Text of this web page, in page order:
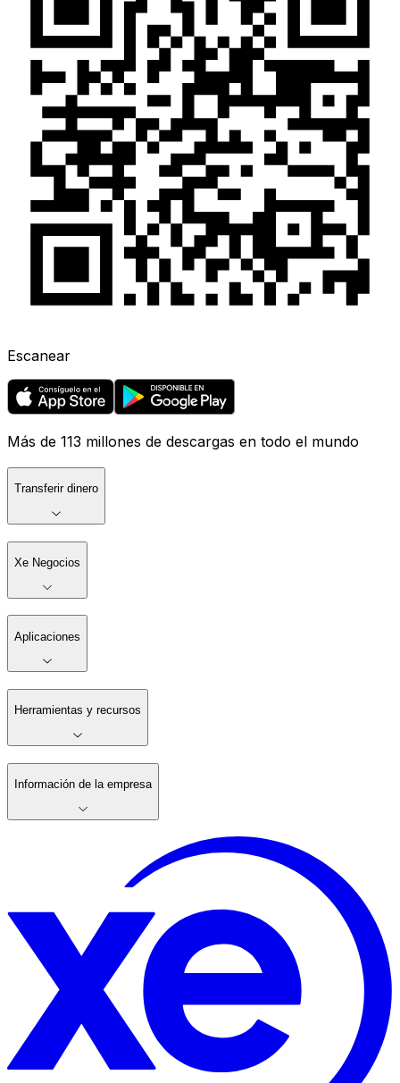
Escanear
Más de 113 millones de descargas en todo el mundo
Transferir dinero
Xe Negocios
Aplicaciones
Herramientas y recursos
Información de la empresa